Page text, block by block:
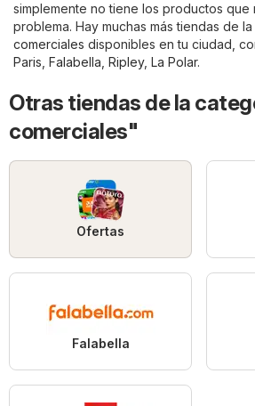
simplemente no tiene los productos que
problema. Hay muchas más tiendas de
comerciales disponibles en tu ciudad,
Paris, Falabella, Ripley, La Polar.
Otras tiendas de la
comerciales"
Ofertas
Falabella